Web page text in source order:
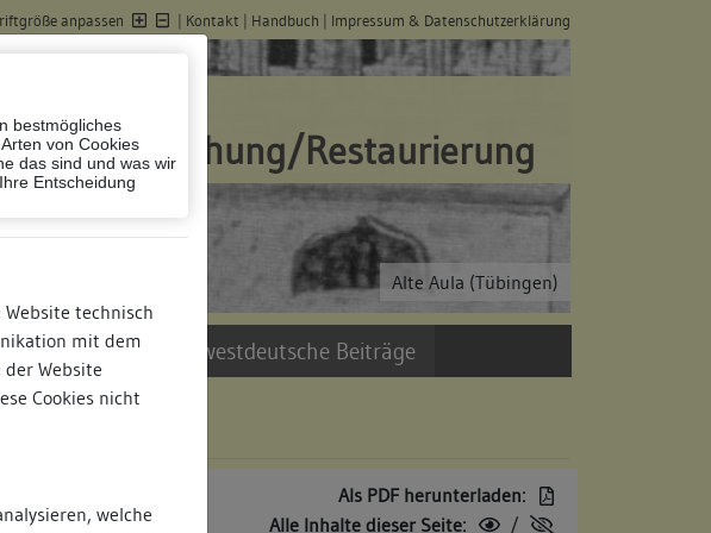
bestmögliches
von Cookies
das sind und was wir
Entscheidung
technisch
mit dem
Website
Cookies nicht
welche
anpassen | Kontakt | Handbuch | Impressum & Datenschutzerklärung
Alte Aula (Tübingen)
Bauforschung/Restaurierung
Südwestdeutsche Beiträge
Als PDF herunterladen:
Alle Inhalte dieser Seite:
/